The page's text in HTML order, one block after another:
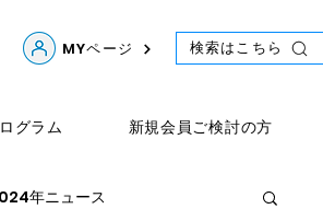
MYページ 検索はこちら
グラム 新規会員ご検討の方
年ニュース